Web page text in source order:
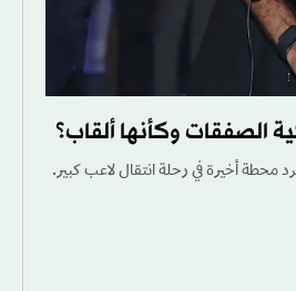
الصفقات وكأنها ألقاب؟
محطة أخيرة في رحلة انتقال لاعب كبير.